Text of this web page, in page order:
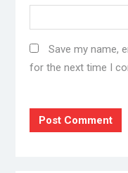
Save my name,
for the next time I